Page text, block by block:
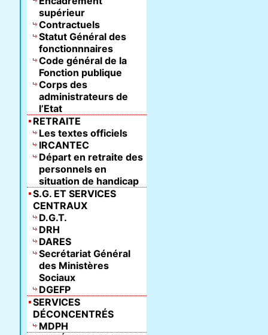
supérieur
Contractuels
Statut Général des
fonctionnnaires
Code général de la
Fonction publique
Corps des
administrateurs de
l’Etat
RETRAITE
Les textes officiels
IRCANTEC
Départ en retraite des
personnels en
situation de handicap
S.G. ET SERVICES
CENTRAUX
D.G.T.
DRH
DARES
Secrétariat Général
des Ministères
Sociaux
DGEFP
SERVICES
DÉCONCENTRÉS
MDPH